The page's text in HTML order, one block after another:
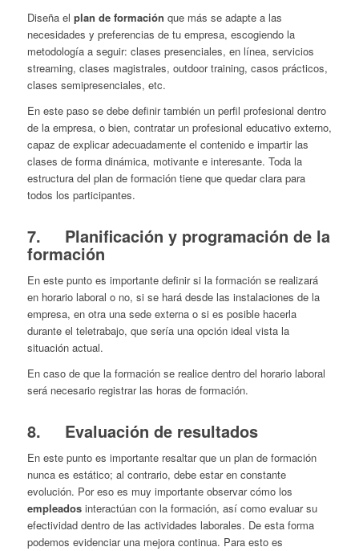
Diseña el plan de formación que más se adapte a las
necesidades y preferencias de tu empresa, escogiendo la
metodología a seguir: clases presenciales, en línea, servicios
streaming, clases magistrales, outdoor training, casos prácticos,
clases semipresenciales, etc.
En este paso se debe definir también un perfil profesional dentro
de la empresa, o bien, contratar un profesional educativo externo,
capaz de explicar adecuadamente el contenido e impartir las
clases de forma dinámica, motivante e interesante. Toda la
estructura del plan de formación tiene que quedar clara para
todos los participantes.
7. Planificación y programación de la
formación
En este punto es importante definir si la formación se realizará
en horario laboral o no, si se hará desde las instalaciones de la
empresa, en otra una sede externa o si es posible hacerla
durante el teletrabajo, que sería una opción ideal vista la
situación actual.
En caso de que la formación se realice dentro del horario laboral
será necesario registrar las horas de formación.
8. Evaluación de resultados
En este punto es importante resaltar que un plan de formación
nunca es estático; al contrario, debe estar en constante
evolución. Por eso es muy importante observar cómo los
empleadosinteractúan con la formación, así como evaluar su
efectividad dentro de las actividades laborales. De esta forma
podemos evidenciar una mejora continua. Para esto es